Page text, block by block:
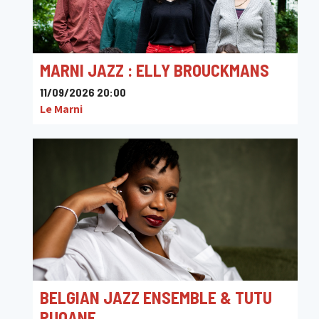
MARNI JAZZ : ELLY BROUCKMANS
11/09/2026 20:00
Le Marni
BELGIAN JAZZ ENSEMBLE & TUTU